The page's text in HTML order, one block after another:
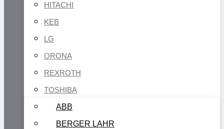
HITACHI
KEB
LG
ORONA
REXROTH
TOSHIBA
ABB
BERGER LAHR